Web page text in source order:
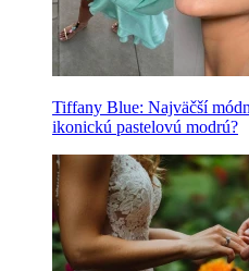
Tiffany Blue: Najväčší
ikonickú pastelovú modrú?